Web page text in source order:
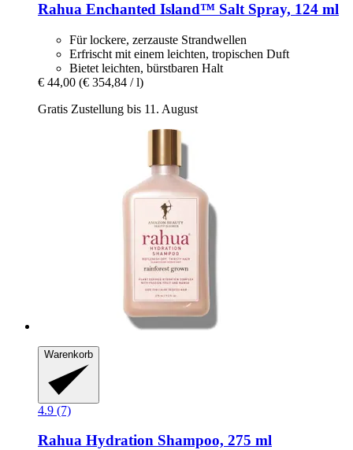
Rahua Enchanted Island™ Salt Spray, 124 ml
Für lockere, zerzauste Strandwellen
Erfrischt mit einem leichten, tropischen Duft
Bietet leichten, bürstbaren Halt
€ 44,00 (€ 354,84 / l)
Gratis Zustellung bis 11. August
Warenkorb
4.9 (7)
Rahua Hydration Shampoo, 275 ml